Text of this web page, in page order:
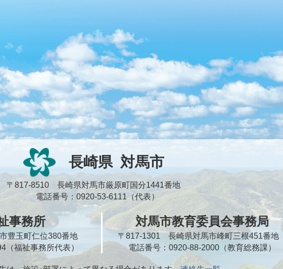
長崎県 対馬市
〒817-8510 長崎県対馬市厳原町国分1441番地
電話番号：0920-53-6111（代表）
事務所
豊玉町仁位380番地
（福祉事務所代表）
対馬市教育委員会事務局
〒817-1301 長崎県対馬市峰町三根451番地
電話番号：0920-88-2000（教育総務課）